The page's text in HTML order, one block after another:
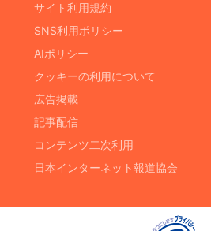
サイト利用規約
SNS利用ポリシー
AIポリシー
クッキーの利用について
広告掲載
記事配信
コンテンツ二次利用
日本インターネット報道協会